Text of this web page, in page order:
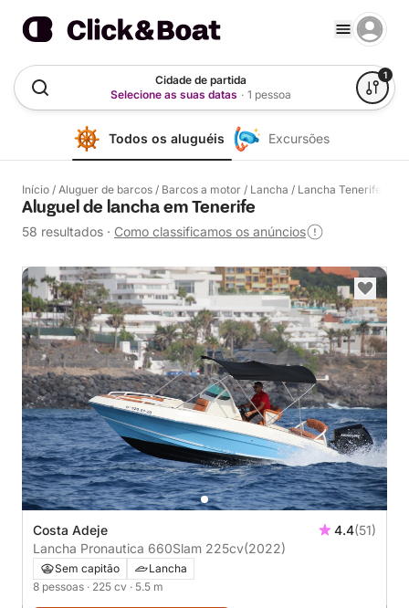
Cidade de partida
Selecione as suas datas · 1 pessoa
1
Todos os aluguéis Excursões
Início / Aluguer de barcos / Barcos a motor / Lancha / Lancha Tenerife
Aluguel de lancha em Tenerife
58 resultados · Como classificamos os anúncios
Costa Adeje 4.4(51)
Lancha Pronautica 660Slam 225cv(2022)
Sem capitão
Lancha
8 pessoas · 225 cv · 5.5 m